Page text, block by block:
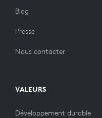
Blog
Presse
Nous contacter
VALEURS
Développement durable